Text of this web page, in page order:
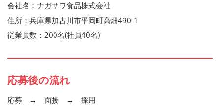
会社名：ナガサワ食品株式会社
住所：兵庫県加古川市平岡町高畑490-1
従業員数：200名(社員40名)
応募後の流れ
応募 → 面接 → 採用